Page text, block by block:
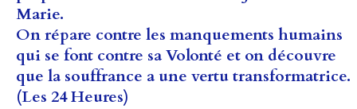
Marie.
On répare contre les manquements humains
qui se font contre sa Volonté et on découvre
que la souffrance a une vertu transformatrice.
(Les 24 Heures)